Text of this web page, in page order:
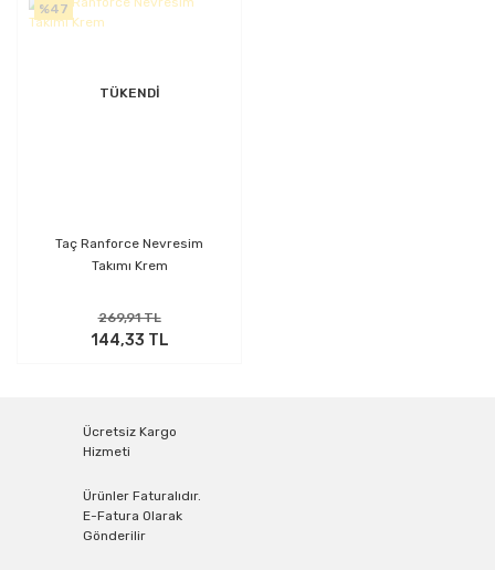
%47
TÜKENDİ
Taç Ranforce Nevresim
Takımı Krem
269,91 TL
144,33 TL
Ücretsiz Kargo
Hizmeti
Ürünler Faturalıdır.
E-Fatura Olarak
Gönderilir